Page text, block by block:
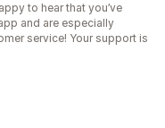
to hear that you’ve
and are especially
service! Your support is